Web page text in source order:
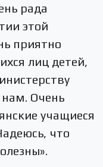
рада
этой
приятно
лиц детей,
нам. Очень
учащиеся
что